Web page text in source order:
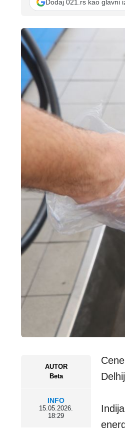
AUTOR
Beta
INFO
15.05.2026.
18:29
Dodaj 021.rs kao glavni